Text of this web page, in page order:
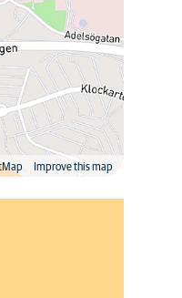
Improve this map